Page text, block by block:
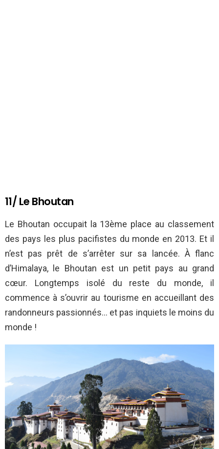
11/ Le Bhoutan
Le Bhoutan occupait la 13ème place au classement
des pays les plus pacifistes du monde en 2013. Et il
n’est pas prêt de s’arrêter sur sa lancée. À flanc
d’Himalaya, le Bhoutan est un petit pays au grand
cœur. Longtemps isolé du reste du monde, il
commence à s’ouvrir au tourisme en accueillant des
randonneurs passionnés… et pas inquiets le moins du
monde !